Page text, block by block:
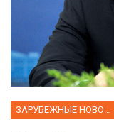
ЗАРУБЕЖНЫЕ НОВОСТИ